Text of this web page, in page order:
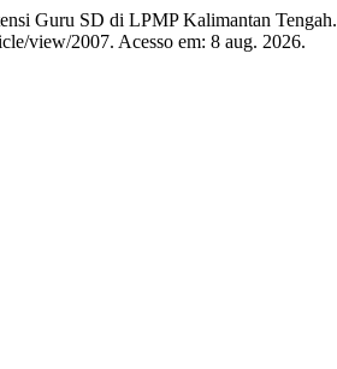
Guru SD di LPMP Kalimantan Tengah.
view/2007. Acesso em: 8 aug. 2026.